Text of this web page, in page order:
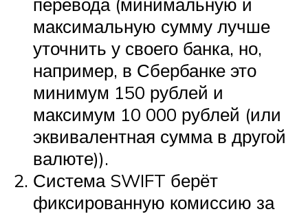
максимальную сумму лучше
уточнить у своего банка, но,
например, в Сбербанке это
минимум 150 рублей и
максимум 10 000 рублей (или
эквивалентная сумма в другой
валюте)).
Система SWIFT берёт
фиксированную комиссию за